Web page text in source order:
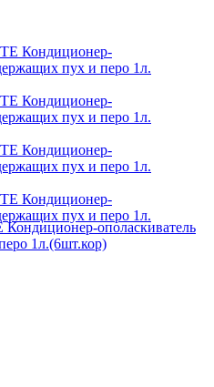
ополаскиватель
1л.(6шт.кор)